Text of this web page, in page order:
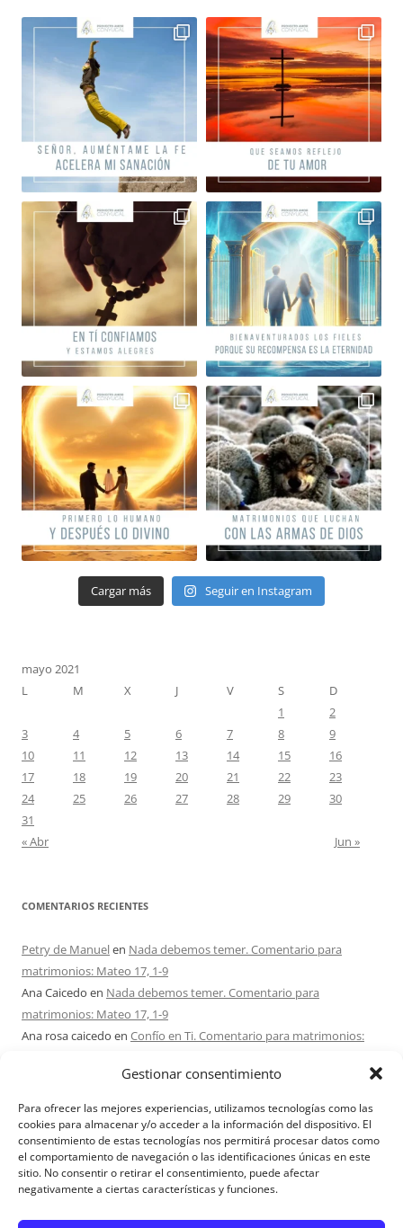
Gestionar consentimiento
Para ofrecer las mejores experiencias, utilizamos tecnologías como las
cookies para almacenar y/o acceder a la información del dispositivo. El
consentimiento de estas tecnologías nos permitirá procesar datos como
el comportamiento de navegación o las identificaciones únicas en este
sitio. No consentir o retirar el consentimiento, puede afectar
negativamente a ciertas características y funciones.
Cargar más Seguir en Instagram
mayo 2021
L
M X J V S
D
1
2
3
4 5 6 7 8
9
10
11 12 13 14 15
16
17
18 19 20 21 22
23
24
25 26 27 28 29
30
31
« Abr
Jun »
COMENTARIOS RECIENTES
Petry de Manuelen Nada debemos temer. Comentario para
matrimonios: Mateo 17, 1-9
Ana Caicedo en Nada debemos temer. Comentario para
matrimonios: Mateo 17, 1-9
Ana rosa caicedo en Confío en Ti. Comentario para matrimonios:
en¿Ser o hacer? Comentario para Matrimonios:
Mateo 15, 1-2. 10-14
Maria Asuncion Herrero Mendezen¿Ser o hacer? Comentario para
Matrimonios: Mateo 15, 1-2. 10-14